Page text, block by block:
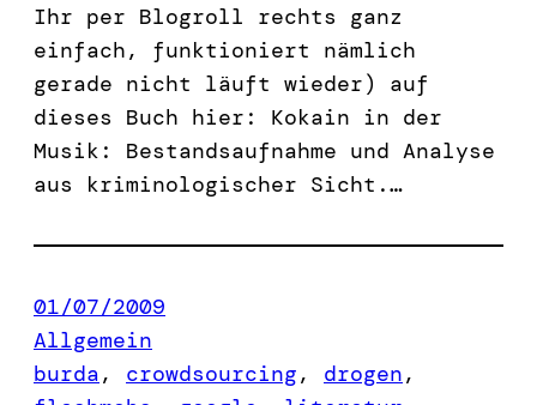
Ihr per Blogroll rechts ganz
einfach, funktioniert nämlich
gerade nicht läuft wieder) auf
dieses Buch hier: Kokain in der
Musik: Bestandsaufnahme und Analyse
aus kriminologischer Sicht.…
01/07/2009
Allgemein
burda, crowdsourcing, drogen